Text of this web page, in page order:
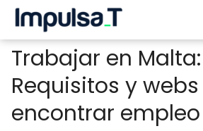
Trabajar en Malta:
Requisitos y
encontrar empleo